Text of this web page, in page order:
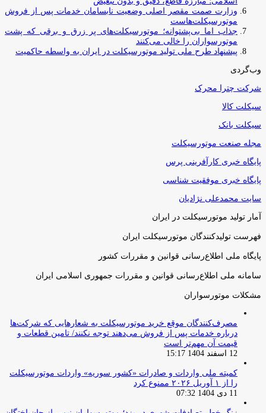
وزارت صمت مقصر اصلی وضعیت نابسامان خدمات پس از فروش
موتورسیکلت‌هاست
جذاب اما بی‌پشتوانه؛ موتورسیکلت‌های پر زرق‌ و برقی که پشت
موتورسواران را خالی می‌کنند
پیشنهاد طرح ملی تولید موتورسیکلت در ایران به واسطه حاکمیت
وب‌گردی
شرکت چترا محرک
سیکلت کالا
سیکلت بانک
مجله صنعت موتورسیکلت
پایگاه خبری کارآفرینی پرس
پایگاه خبری موفقیت شناسی
سایت محمدعلی نژادیان
آمار تولید موتورسیکلت در ایران
فهرست تولیدکنندگان موتورسیکلت ایران
پایگاه ملی اطلاع‌رسانی قوانین و مقررات کشور
سامانه ملی اطلاع‌رسانی قوانین و مقررات جمهوری اسلامی ایران
مشکلات موتورسواران
مصرف‌کنندگان موقع خرید موتورسیکلت به شعارهایی که شرکت‌ها
درباره خدمات پس از فروش می‌دهند توجه نکنند/ تامین قطعات و
قیمت آن مهم‌تر است
12 اسفند 1404 15:17
کمیته ملی واردات و صادرات «کشور سوریه» واردات موتورسیکلت
را از ۱ آوریل ۲۰۲۶ ممنوع کرد
11 دی 1404 07:32